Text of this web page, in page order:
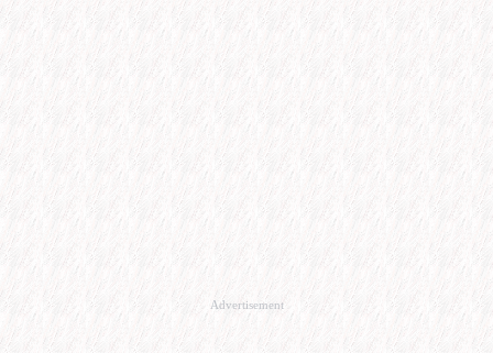
Advertisement